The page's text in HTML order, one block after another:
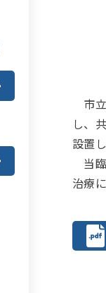
市
し、
設置
当
治療